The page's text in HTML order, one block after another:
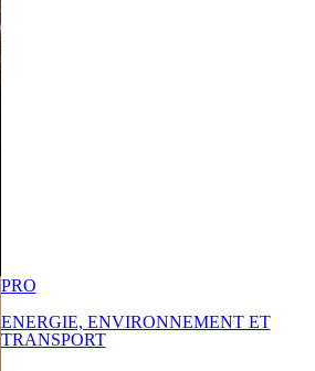
PRO
ENERGIE, ENVIRONNEMENT ET
TRANSPORT